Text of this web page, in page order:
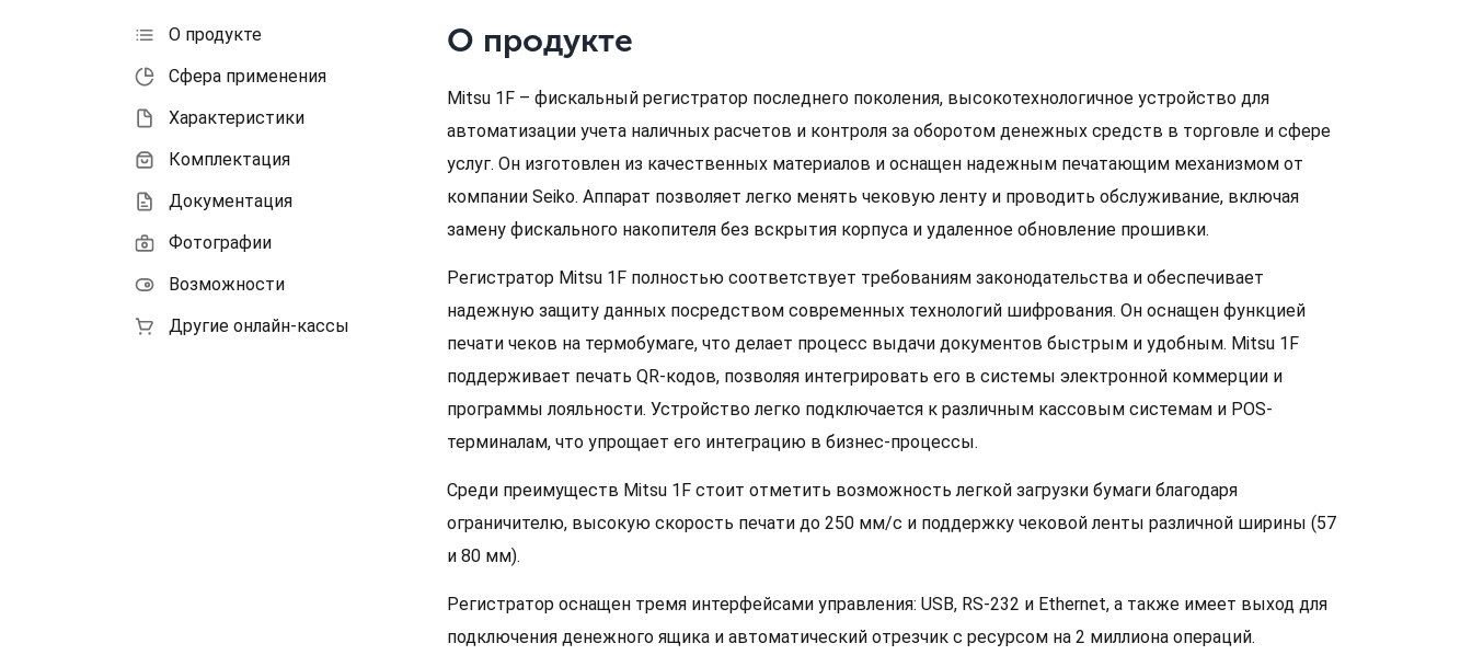
О продукте
Сфера применения
Характеристики
Комплектация
Документация
Фотографии
Возможности
Другие онлайн-кассы
О продукте
Mitsu 1F – фискальный регистратор последнего поколения, высокотехнологичное устройство для
автоматизации учета наличных расчетов и контроля за оборотом денежных средств в торговле и сфере
услуг. Он изготовлен из качественных материалов и оснащен надежным печатающим механизмом от
компании Seiko. Аппарат позволяет легко менять чековую ленту и проводить обслуживание, включая
замену фискального накопителя без вскрытия корпуса и удаленное обновление прошивки.
Регистратор Mitsu 1F полностью соответствует требованиям законодательства и обеспечивает
надежную защиту данных посредством современных технологий шифрования. Он оснащен функцией
печати чеков на термобумаге, что делает процесс выдачи документов быстрым и удобным. Mitsu 1F
поддерживает печать QR-кодов, позволяя интегрировать его в системы электронной коммерции и
программы лояльности. Устройство легко подключается к различным кассовым системам и POS-
терминалам, что упрощает его интеграцию в бизнес-процессы.
Среди преимуществ Mitsu 1F стоит отметить возможность легкой загрузки бумаги благодаря
ограничителю, высокую скорость печати до 250 мм/с и поддержку чековой ленты различной ширины (57
и 80 мм).
Регистратор оснащен тремя интерфейсами управления: USB, RS-232 и Ethernet, а также имеет выход для
подключения денежного ящика и автоматический отрезчик с ресурсом на 2 миллиона операций.